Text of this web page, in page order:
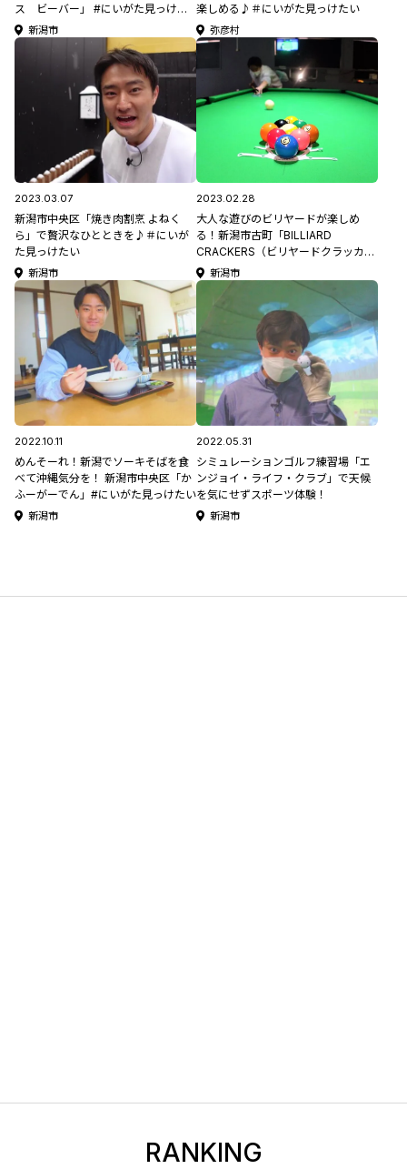
ス ビーバー」 #にいがた見っけた
い 新潟市
楽しめる♪＃にいがた見っけたい
弥彦村
2023.03.07
新潟市中央区「焼き肉割烹 よねく
ら」で贅沢なひとときを♪＃にいが
た見っけたい
新潟市
2023.02.28
大人な遊びのビリヤードが楽しめ
る！新潟市古町「BILLIARD
CRACKERS（ビリヤードクラッカ
ー）」＃にいがた見っけたい
新潟市
2022.10.11
めんそーれ！新潟でソーキそばを食
べて沖縄気分を！ 新潟市中央区「か
ふーがーでん」#にいがた見っけたい
新潟市
2022.05.31
シミュレーションゴルフ練習場「エ
ンジョイ・ライフ・クラブ」で天候
を気にせずスポーツ体験！
新潟市
RANKING